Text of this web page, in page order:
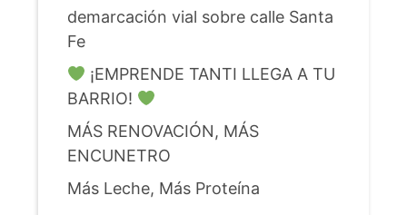
demarcación vial sobre calle Santa
Fe
¡EMPRENDE TANTI LLEGA A TU
BARRIO!
MÁS RENOVACIÓN, MÁS
ENCUNETRO
Más Leche, Más Proteína